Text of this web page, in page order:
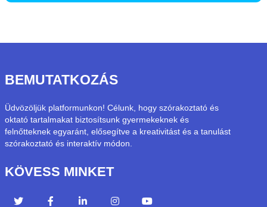
BEMUTATKOZÁS
Üdvözöljük platformunkon! Célunk, hogy szórakoztató és
oktató tartalmakat biztosítsunk gyermekeknek és
felnőtteknek egyaránt, elősegítve a kreativitást és a tanulást
szórakoztató és interaktív módon.
KÖVESS MINKET